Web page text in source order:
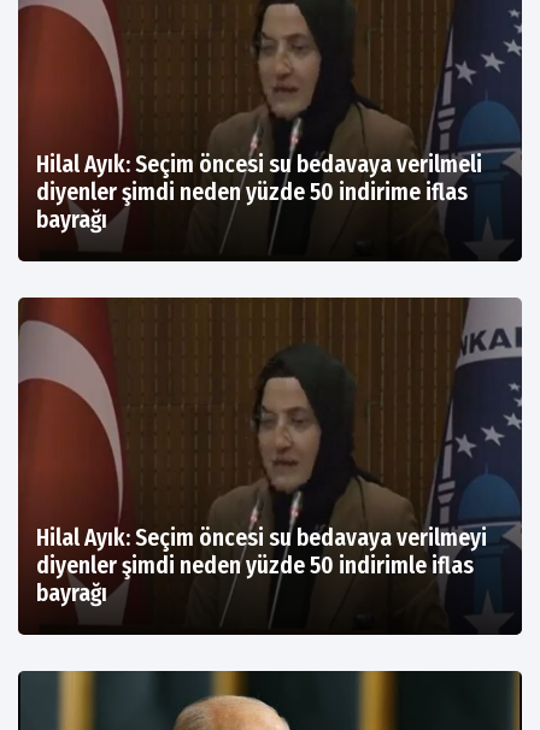
Hilal Ayık: Seçim öncesi su bedavaya verilmeli
diyenler şimdi neden yüzde 50 indirime iflas
bayrağı
Hilal Ayık: Seçim öncesi su bedavaya verilmeyi
diyenler şimdi neden yüzde 50 indirimle iflas
bayrağı